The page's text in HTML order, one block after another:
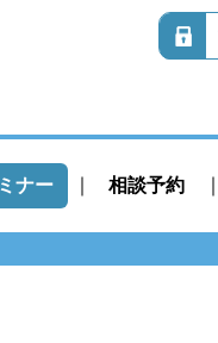
ナー 相談予約